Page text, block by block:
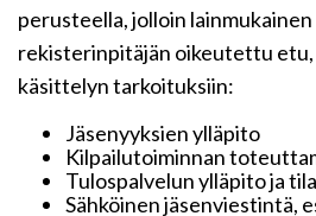
perusteella, jolloin
rekisterinpitäjän oikeutettu
käsittelyn tarkoituksiin:
Jäsenyyksien ylläpito
Kilpailutoiminnan
Tulospalvelun ylläpito ja
Sähköinen jäsenviestintä,